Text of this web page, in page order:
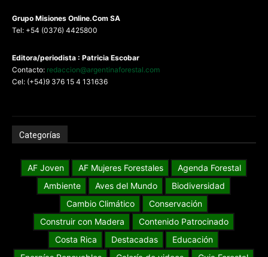
Grupo Misiones Online.Com SA
Tel: +54 (0376) 4425800
Editora/periodista : Patricia Escobar
Contacto: redaccion@argentinaforestal.com
Cel: (+54)9 376 15 4 131636
Categorías
AF Joven AF Mujeres Forestales
Agenda Forestal
Ambiente
Aves del Mundo
Biodiversidad
Cambio Climático
Conservación
Construir con Madera
Contenido Patrocinado
Costa Rica
Destacadas
Educación